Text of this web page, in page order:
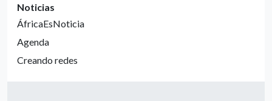
Noticias
ÁfricaEsNoticia
Agenda
Creando redes